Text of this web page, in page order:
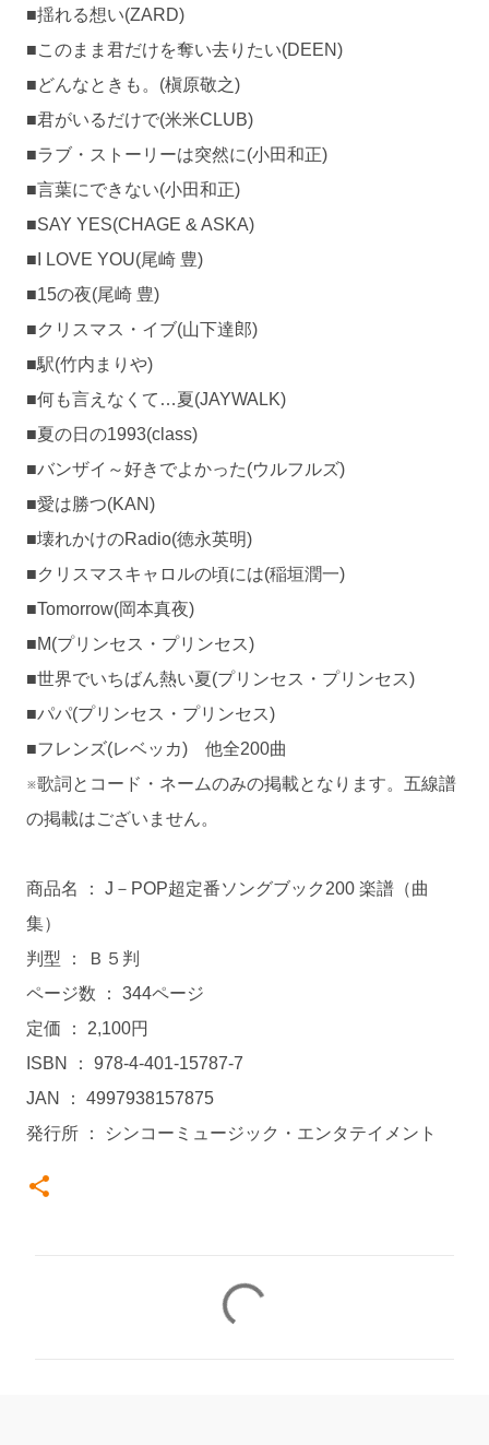
■揺れる想い(ZARD)
■このまま君だけを奪い去りたい(DEEN)
■どんなときも。(槇原敬之)
■君がいるだけで(米米CLUB)
■ラブ・ストーリーは突然に(小田和正)
■言葉にできない(小田和正)
■SAY YES(CHAGE & ASKA)
■I LOVE YOU(尾崎 豊)
■15の夜(尾崎 豊)
■クリスマス・イブ(山下達郎)
■駅(竹内まりや)
■何も言えなくて…夏(JAYWALK)
■夏の日の1993(class)
■バンザイ～好きでよかった(ウルフルズ)
■愛は勝つ(KAN)
■壊れかけのRadio(徳永英明)
■クリスマスキャロルの頃には(稲垣潤一)
■Tomorrow(岡本真夜)
■M(プリンセス・プリンセス)
■世界でいちばん熱い夏(プリンセス・プリンセス)
■パパ(プリンセス・プリンセス)
■フレンズ(レベッカ) 他全200曲
※歌詞とコード・ネームのみの掲載となります。五線譜
の掲載はございません。
商品名 ： J－POP超定番ソングブック200 楽譜（曲
集）
判型 ： Ｂ５判
ページ数 ： 344ページ
定価 ： 2,100円
ISBN ： 978-4-401-15787-7
JAN ： 4997938157875
発行所 ： シンコーミュージック・エンタテイメント